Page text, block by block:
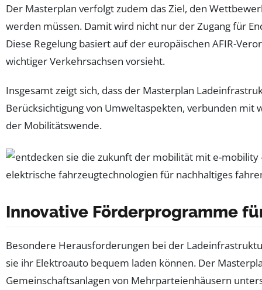
Der Masterplan verfolgt zudem das Ziel, den
werden müssen. Damit wird nicht nur der Zugang für
Diese Regelung basiert auf der europäischen AFIR-
wichtiger Verkehrsachsen vorsieht.
Insgesamt zeigt sich, dass der Masterplan
Berücksichtigung von Umweltaspekten, verbunden mit
der Mobilitätswende.
Innovative Förderprogramme
Besondere Herausforderungen bei der
sie ihr Elektroauto bequem laden können. Der
Gemeinschaftsanlagen von Mehrparteienhäusern